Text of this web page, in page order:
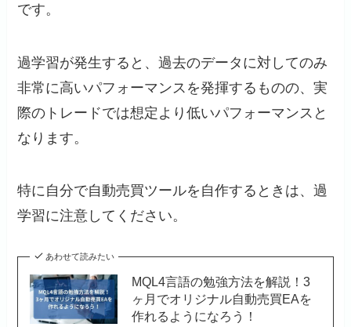
です。
過学習が発生すると、過去のデータに対してのみ
非常に高いパフォーマンスを発揮するものの、実
際のトレードでは想定より低いパフォーマンスと
なります。
特に自分で自動売買ツールを自作するときは、過
学習に注意してください。
あわせて読みたい
MQL4言語の勉強方法を解説！3
ヶ月でオリジナル自動売買EAを
作れるようになろう！